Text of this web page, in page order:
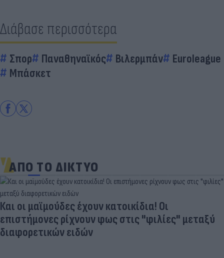
Διάβασε περισσότερα
Σπορ Παναθηναϊκός Βιλερμπάν
Euroleague
Μπάσκετ
ΑΠΟ ΤΟ ΔΙΚΤΥΟ
Και οι μαϊμούδες έχουν κατοικίδια! Οι
επιστήμονες ρίχνουν φως στις "φιλίες" μεταξύ
διαφορετικών ειδών